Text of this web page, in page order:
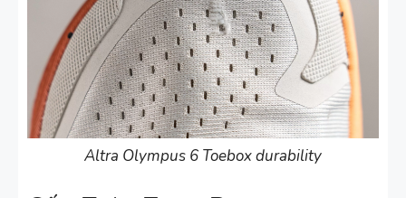
Altra Olympus 6 Toebox durability